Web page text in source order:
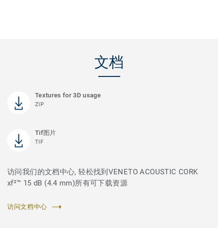
文档
Textures for 3D usage
ZIP
Tif图片
TIF
访问我们的文档中心, 轻松找到VENETO ACOUSTIC CORK
xf²™ 15 dB (4.4 mm)所有可下载资源
访问文档中心